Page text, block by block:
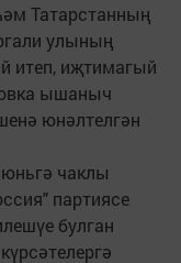
Татарстанның
улының
итеп, иҗтимагый
ышаныч
юнәлтелгән
чаклы
партиясе
булган